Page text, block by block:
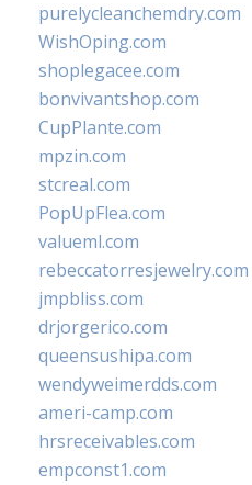
purelycleanchemdry.com
WishOping.com
shoplegacee.com
bonvivantshop.com
CupPlante.com
mpzin.com
stcreal.com
PopUpFlea.com
valueml.com
rebeccatorresjewelry.com
jmpbliss.com
drjorgerico.com
queensushipa.com
wendyweimerdds.com
ameri-camp.com
hrsreceivables.com
empconst1.com